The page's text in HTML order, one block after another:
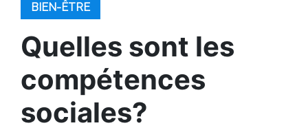
BIEN-ÊTRE
Quelles sont les
compétences
sociales?